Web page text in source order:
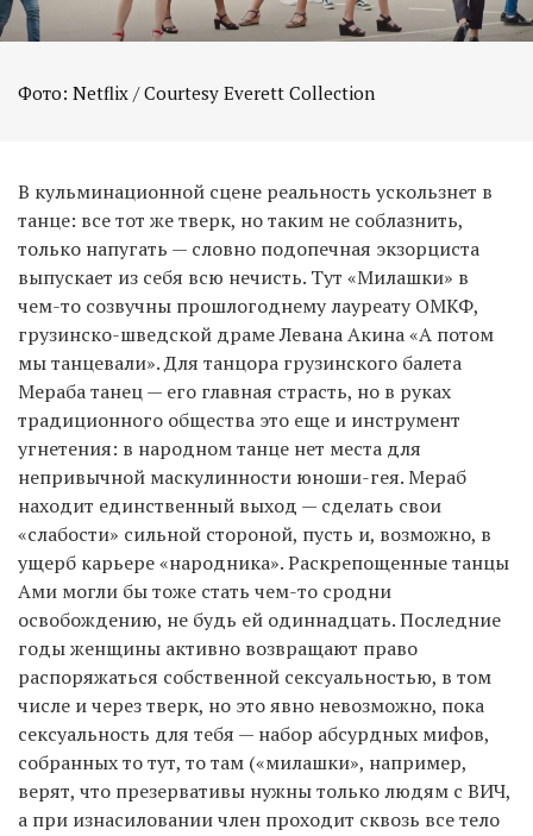
Фото: Netflix / Courtesy Everett Collection
В кульминационной сцене реальность ускользнет в
танце: все тот же тверк, но таким не соблазнить,
только напугать — словно подопечная экзорциста
выпускает из себя всю нечисть. Тут «Милашки» в
чем-то созвучны прошлогоднему лауреату ОМКФ,
грузинско-шведской драме Левана Акина «А потом
мы танцевали». Для танцора грузинского балета
Мераба танец — его главная страсть, но в руках
традиционного общества это еще и инструмент
угнетения: в народном танце нет места для
непривычной маскулинности юноши-гея. Мераб
находит единственный выход — сделать свои
«слабости» сильной стороной, пусть и, возможно, в
ущерб карьере «народника». Раскрепощенные танцы
Ами могли бы тоже стать чем-то сродни
освобождению, не будь ей одиннадцать. Последние
годы женщины активно возвращают право
распоряжаться собственной сексуальностью, в том
числе и через тверк, но это явно невозможно, пока
сексуальность для тебя — набор абсурдных мифов,
собранных то тут, то там («милашки», например,
верят, что презервативы нужны только людям с ВИЧ,
а при изнасиловании член проходит сквозь все тело